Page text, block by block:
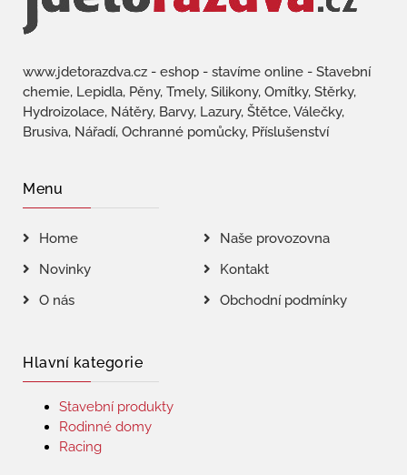
www.jdetorazdva.cz - eshop - stavíme online - Stavební
chemie, Lepidla, Pěny, Tmely, Silikony, Omítky, Stěrky,
Hydroizolace, Nátěry, Barvy, Lazury, Štětce, Válečky,
Brusiva, Nářadí, Ochranné pomůcky, Příslušenství
Menu
Home
Naše provozovna
Novinky
Kontakt
O nás
Obchodní podmínky
Hlavní kategorie
Stavební produkty
Rodinné domy
Racing